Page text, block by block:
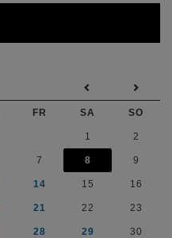
FR SA SO
1 2
7 8 9
14 15 16
21 22 23
28 29 30